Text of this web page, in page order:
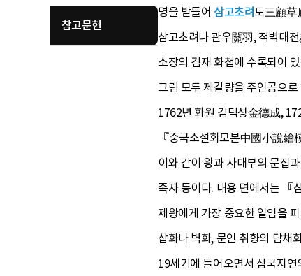
참고문헌
명을 받들어 삼고초려도三顧草
삼고초려나 관우關羽, 적벽대
소장의 겸재 화첩에 수록되어
그림 모두 제갈량을 주인공으
1762년 화원 김덕성金德成,
『중국소설회모본中國小說
이와 같이 왕과 사대부의 문집
족자 등이다. 내용 면에서는 『
제왕에게 가장 중요한 일임을
삽화나 벽화, 문인 취향의 담채
19세기에 들어오면서 삼국지